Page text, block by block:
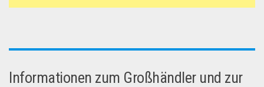
Informationen zum Großhändler und zur